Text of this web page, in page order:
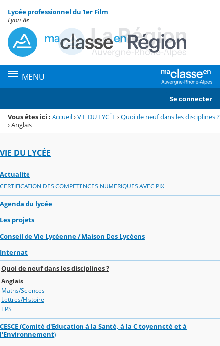
Menu de la rubrique
Contenu
Lycée professionnel du 1er Film
Lyon 8e
MENU
Se connecter
Vous êtes ici : Accueil›VIE DU LYCÉE›Quoi de neuf dans les disciplines ?
›Anglais
VIE DU LYCÉE
Actualité
CERTIFICATION DES COMPETENCES NUMERIQUES AVEC PIX
Agenda du lycée
Les projets
Conseil de Vie Lycéenne / Maison Des Lycéens
Internat
Quoi de neuf dans les disciplines ?
Anglais
Maths/Sciences
Lettres/Histoire
EPS
CESCE (Comité d'Education à la Santé, à la Citoyenneté et à
l'Environnement)